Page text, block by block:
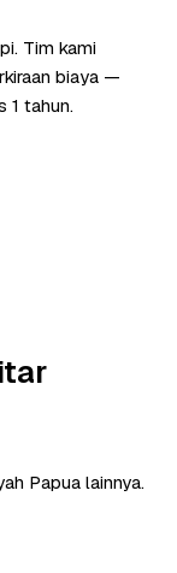
Tim kami
biaya —
1 tahun.
Papua lainnya.